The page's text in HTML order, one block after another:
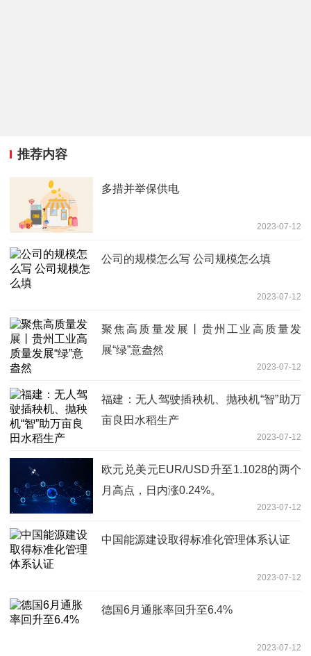
推荐内容
多措并举保供电
2023-07-12
公司的规模怎么写 公司规模怎么填
2023-07-12
聚焦高质量发展丨贵州工业高质量发
展“绿”意盎然
2023-07-12
福建：无人驾驶插秧机、抛秧机“智”助万
亩良田水稻生产
2023-07-12
欧元兑美元EUR/USD升至1.1028的两个
月高点，日内涨0.24%。
2023-07-12
中国能源建设取得标准化管理体系认证
2023-07-12
德国6月通胀率回升至6.4%
2023-07-12